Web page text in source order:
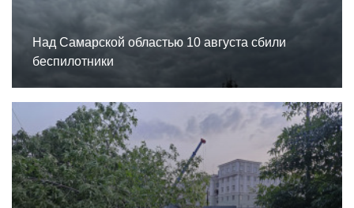
Над Самарской областью 10 августа сбили
беспилотники